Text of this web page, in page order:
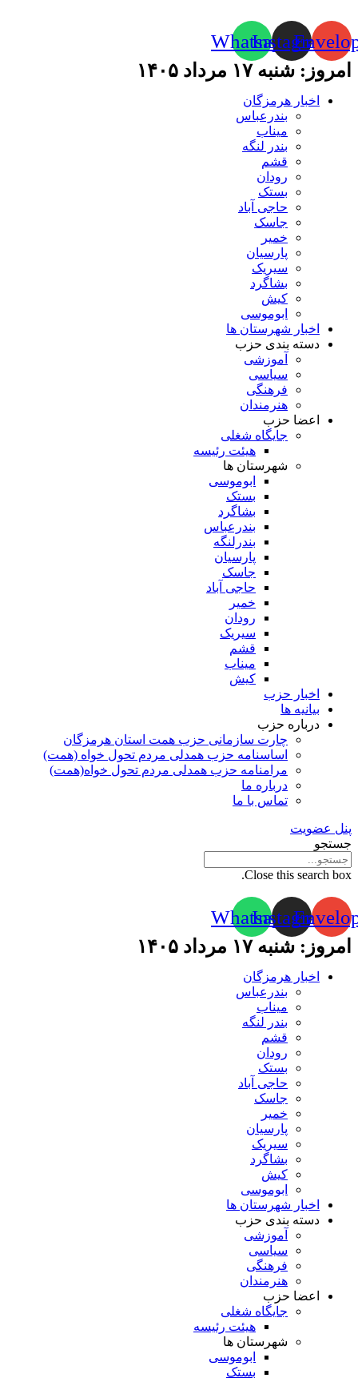
Instagram
Whatsapp
امروز: شنبه ۱۷ مرداد ۱۴۰۵
اخبار هرمزگان
بندرعباس
میناب
بندر لنگه
قشم
رودان
بستک
حاجی آباد
جاسک
خمیر
پارسیان
سیریک
بشاگرد
کیش
ابوموسی
اخبار شهرستان ها
دسته بندی حزب
آموزشی
سیاسی
فرهنگی
هنرمندان
اعضا حزب
جایگاه شغلی
هیئت رئیسه
شهرستان ها
ابوموسی
بستک
بشاگرد
بندرعباس
بندرلنگه
پارسیان
جاسک
حاجی آباد
خمیر
رودان
سیریک
قشم
میناب
کیش
اخبار حزب
بیانیه ها
درباره حزب
چارت سازمانی حزب همت استان هرمزگان
اساسنامه حزب همدلی مردم تحول خواه (همت)
مرامنامه حزب همدلی مردم تحول خواه(همت)
درباره ما
تماس با ما
پنل عضویت
جستجو
Close this search box.
Instagram
Whatsapp
امروز: شنبه ۱۷ مرداد ۱۴۰۵
اخبار هرمزگان
بندرعباس
میناب
بندر لنگه
قشم
رودان
بستک
حاجی آباد
جاسک
خمیر
پارسیان
سیریک
بشاگرد
کیش
ابوموسی
اخبار شهرستان ها
دسته بندی حزب
آموزشی
سیاسی
فرهنگی
هنرمندان
اعضا حزب
جایگاه شغلی
هیئت رئیسه
شهرستان ها
ابوموسی
بستک